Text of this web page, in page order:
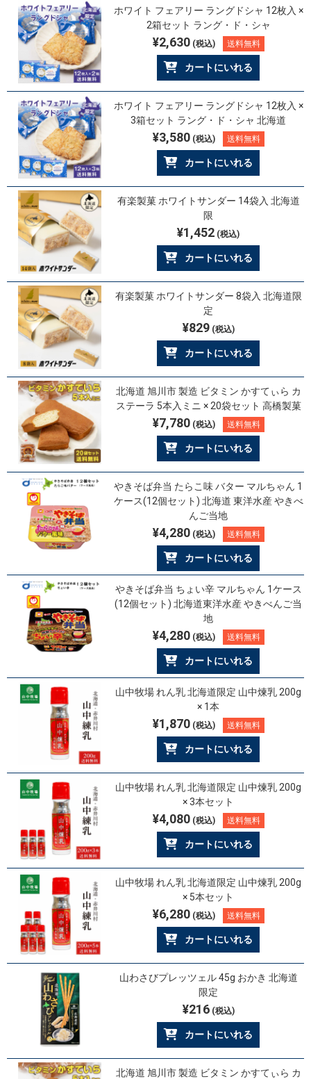
ホワイト フェアリー ラングドシャ 12枚入 ×
2箱セット ラング・ド・シャ
¥2,630(税込) 送料無料
カートにいれる
ホワイト フェアリー ラングドシャ 12枚入 ×
3箱セット ラング・ド・シャ 北海道
¥3,580(税込) 送料無料
カートにいれる
有楽製菓 ホワイトサンダー 14袋入 北海道
限
¥1,452 (税込)
カートにいれる
有楽製菓 ホワイトサンダー 8袋入 北海道限
定
¥829(税込)
カートにいれる
北海道 旭川市 製造 ビタミン かすてぃら カ
ステーラ 5本入ミニ × 20袋セット 高橋製菓
¥7,780(税込) 送料無料
カートにいれる
やきそば弁当 たらこ味 バター マルちゃん 1
ケース(12個セット) 北海道 東洋水産 やきべ
んご当地
¥4,280(税込) 送料無料
カートにいれる
やきそば弁当 ちょい辛 マルちゃん 1ケース
(12個セット) 北海道東洋水産 やきべんご当
地
¥4,280(税込) 送料無料
カートにいれる
山中牧場 れん乳 北海道限定 山中煉乳 200g
× 1本
¥1,870(税込) 送料無料
カートにいれる
山中牧場 れん乳 北海道限定 山中煉乳 200g
× 3本セット
¥4,080(税込) 送料無料
カートにいれる
山中牧場 れん乳 北海道限定 山中煉乳 200g
× 5本セット
¥6,280(税込) 送料無料
カートにいれる
山わさびプレッツェル 45g おかき 北海道
限定
¥216(税込)
カートにいれる
北海道 旭川市 製造 ビタミン かすてぃら カ